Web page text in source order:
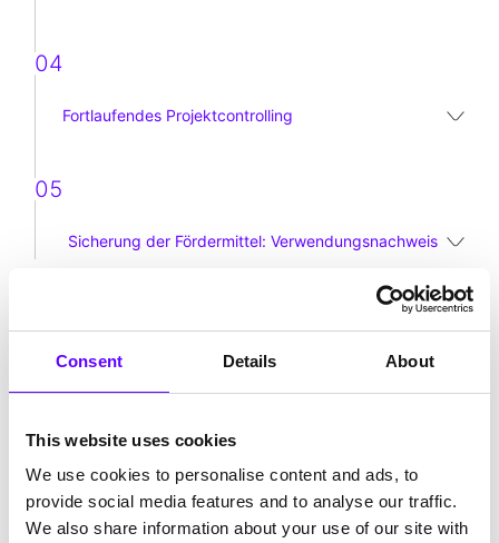
Consent Details About
This website uses cookies
We use cookies to personalise content and ads, to
provide social media features and to analyse our traffic.
We also share information about your use of our site with
04
Fortlaufendes Projektcontrolling
05
Sicherung der Fördermittel: Verwendungsnachweis
Zukunft gestalten und sichern
Vorteile der Investitionsförderung
Den Energieverbrauch in Ihrem Betrieb nachhaltig
senken. Ressourcen und Kreislaufpotenziale